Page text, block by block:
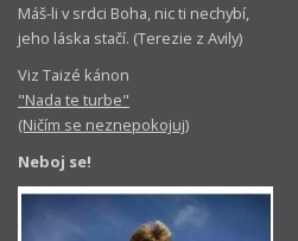
Máš-li v srdci Boha, nic ti nechybí,
jeho láska stačí. (Terezie z Avily)
Viz Taizé kánon
"Nada te turbe"
(Ničím se neznepokojuj)
Neboj se!